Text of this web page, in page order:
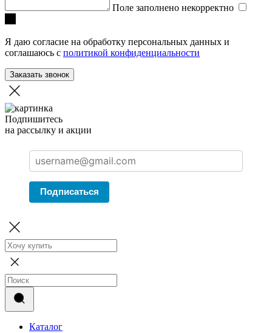
Поле заполнено некорректно
Я даю согласие на обработку персональных данных и
соглашаюсь с политикой конфиденциальности
Заказать звонок
Подпишитесь
на рассылку и акции
Подписаться
Каталог